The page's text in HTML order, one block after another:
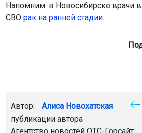
Автор: Алиса Новохатская
публикации автора
Главная Новости Происшествия
Происшествия 6 августа 2026 -